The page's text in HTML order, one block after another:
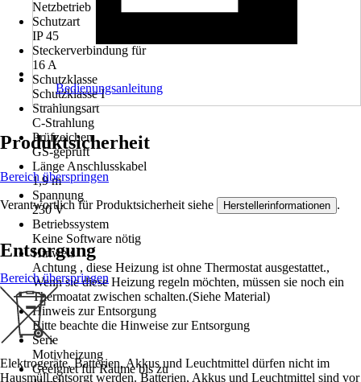
Netzbetrieb
Schutzart
IP 45
Steckerverbindung für
16 A
Schutzklasse
Schutzklasse I
Strahlungsart
C-Strahlung
Prüfzeichen
GS-geprüft
Länge Anschlusskabel
1,9 m
Spannung
230 V
Betriebssystem
Keine Software nötig
Hinweis
Achtung , diese Heizung ist ohne Thermostat ausgestattet.,
Wenn sie diese Heizung regeln möchten, müssen sie noch ein
Thermoatat zwischen schalten.(Siehe Material)
Hinweis zur Entsorgung
Bitte beachte die Hinweise zur Entsorgung
Serie
Motivheizung
Geeignet für Räume bis zu
Bedienungsanleitung
Produktsicherheit
Bereich überspringen
Verantwortlich für Produktsicherheit siehe Herstellerinformationen .
Entsorgung
Bereich überspringen
Elektrogeräte, Batterien, Akkus und Leuchtmittel dürfen nicht im
Hausmüll entsorgt werden. Batterien, Akkus und Leuchtmittel sind vor